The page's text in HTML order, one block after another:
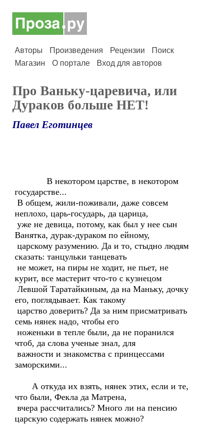
Авторы Произведения Рецензии
Поиск
Магазин
О портале Вход для авторов
Про Ваньку-царевича, или
Дураков больше НЕТ!
Павел Еготинцев
В некотором царстве, в некотором
государстве...
В общем, жили-поживали, даже совсем
неплохо, царь-государь, да царица,
уже не девица, потому, как был у нее сын
Ванятка, дурак-дураком по ейному,
царскому разумению. Да и то, стыдно людям
сказать: танцульки танцевать
не может, на пиры не ходит, не пьет, не
курит, все мастерит что-то с кузнецом
Левшой Таратайкиным, да на Маньку, дочку
его, поглядывает. Как такому
царство доверить? Да за ним присматривать
семь нянек надо, чтобы его
ноженьки в тепле были, да не поранился
чтоб, да слова ученые знал, для
важности и знакомства с принцессами
заморскими...
А откуда их взять, нянек этих, если и те,
что были, Фекла да Матрена,
вчера рассчитались? Много ли на пенсию
царскую содержать нянек можно?